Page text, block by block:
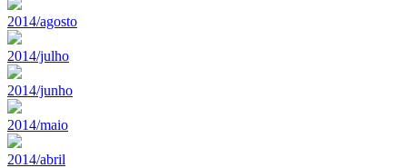
2014/agosto
2014/julho
2014/junho
2014/maio
2014/abril